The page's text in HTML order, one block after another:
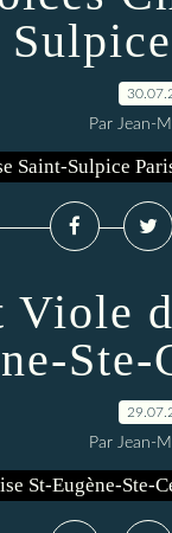
Par Jean-
Viole
Par Jean-